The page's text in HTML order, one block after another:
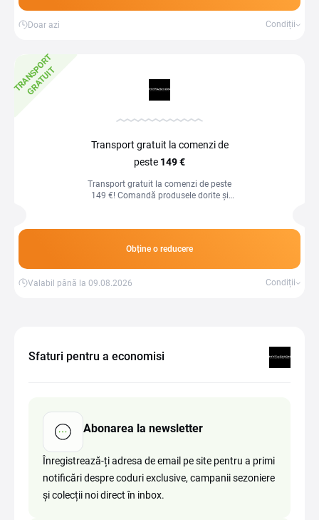
Doar azi Condiții
T
R
A
N
S
P
O
R
T
G
R
A
T
U
I
T
Transport gratuit la comenzi de
peste 149 €
Transport gratuit la comenzi de peste
149 €! Comandă produsele dorite și
Obține o reducere
Valabil până la 09.08.2026 Condiții
Sfaturi pentru a economisi
Abonarea la newsletter
Înregistrează-ți adresa de email pe site pentru a primi
notificări despre coduri exclusive, campanii sezoniere
și colecții noi direct în inbox.